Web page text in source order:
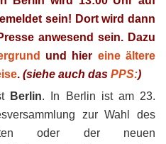
sein! Dort wird dann
anwesend sein. Dazu
und hier eine ältere
. (siehe auch das PPS:)
Berlin. In Berlin ist am 23.
zur Wahl des
oder der neuen